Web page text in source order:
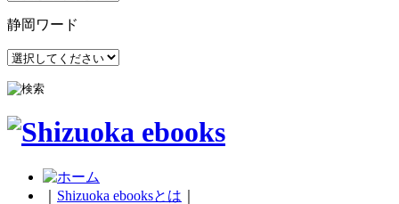
静岡ワード
Shizuoka ebooksとは